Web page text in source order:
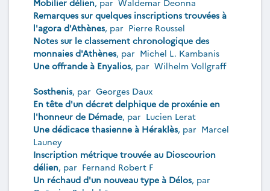
Mobilier délien, par Waldemar Deonna
Remarques sur quelques inscriptions trouvées à
l'agora d'Athènes, par Pierre Roussel
Notes sur le classement chronologique des
monnaies d'Athènes, par Michel L. Kambanis
Une offrande à Enyalios, par Wilhelm Vollgraff
Sosthenis, par Georges Daux
En tête d'un décret delphique de proxénie en
l'honneur de Démade, par Lucien Lerat
Une dédicace thasienne à Héraklès, par Marcel
Launey
Inscription métrique trouvée au Dioscourion
délien, par Fernand Robert F
Un réchaud d'un nouveau type à Délos, par